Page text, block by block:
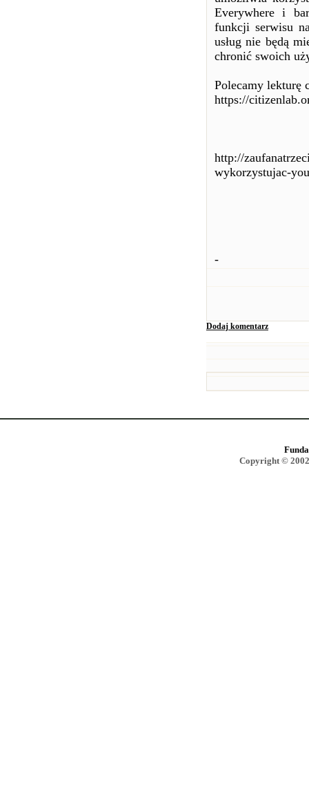
Everywhere i
funkcji serwisu
usług nie będą
chronić swoich
Polecamy lekturę
https://
http://
wykorzystujac-
-
Dodaj komentarz
Copyright ©